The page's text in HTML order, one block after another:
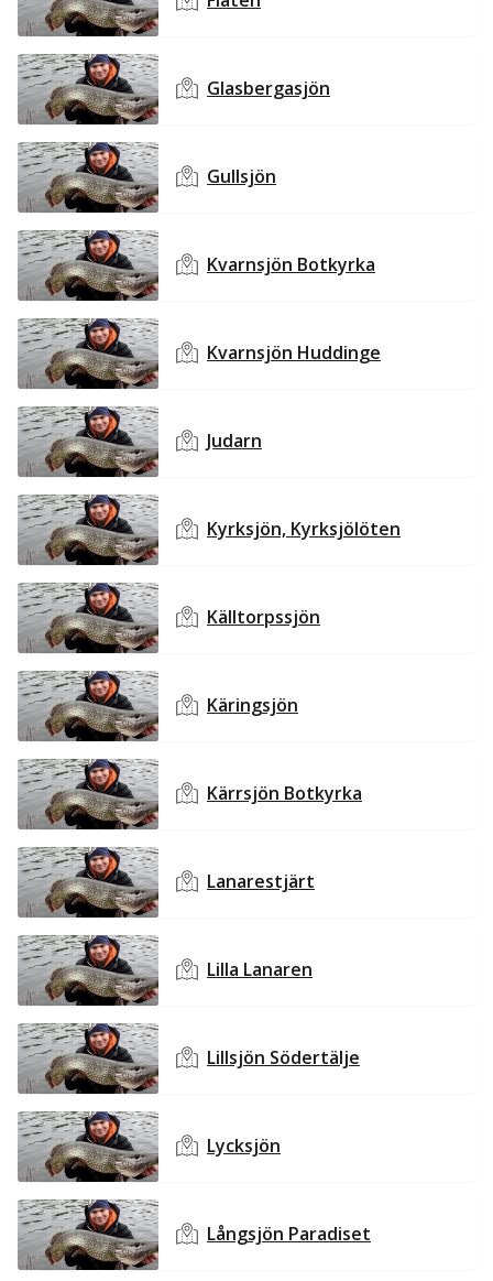
Glasbergasjön
Gullsjön
Kvarnsjön Botkyrka
Kvarnsjön Huddinge
Judarn
Kyrksjön, Kyrksjölöten
Källtorpssjön
Käringsjön
Kärrsjön Botkyrka
Lanarestjärt
Lilla Lanaren
Lillsjön Södertälje
Lycksjön
Långsjön Paradiset